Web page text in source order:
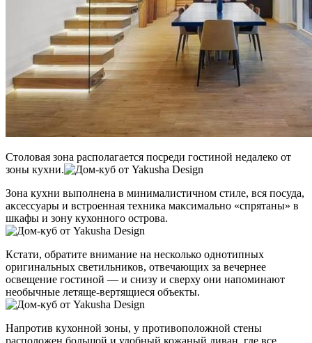
Столовая зона располагается посреди гостиной недалеко от
зоны кухни.
Зона кухни выполнена в минималистичном стиле, вся посуда,
аксессуары и встроенная техника максимально «спрятаны» в
шкафы и зону кухонного острова.
Кстати, обратите внимание на несколько однотипных
оригинальных светильников, отвечающих за вечернее
освещение гостиной — и снизу и сверху они напоминают
необычные летяще-вертящиеся объекты.
Напротив кухонной зоны, у противоположной стены